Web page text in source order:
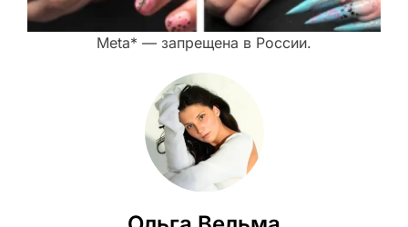
Meta* — запрещена в России.